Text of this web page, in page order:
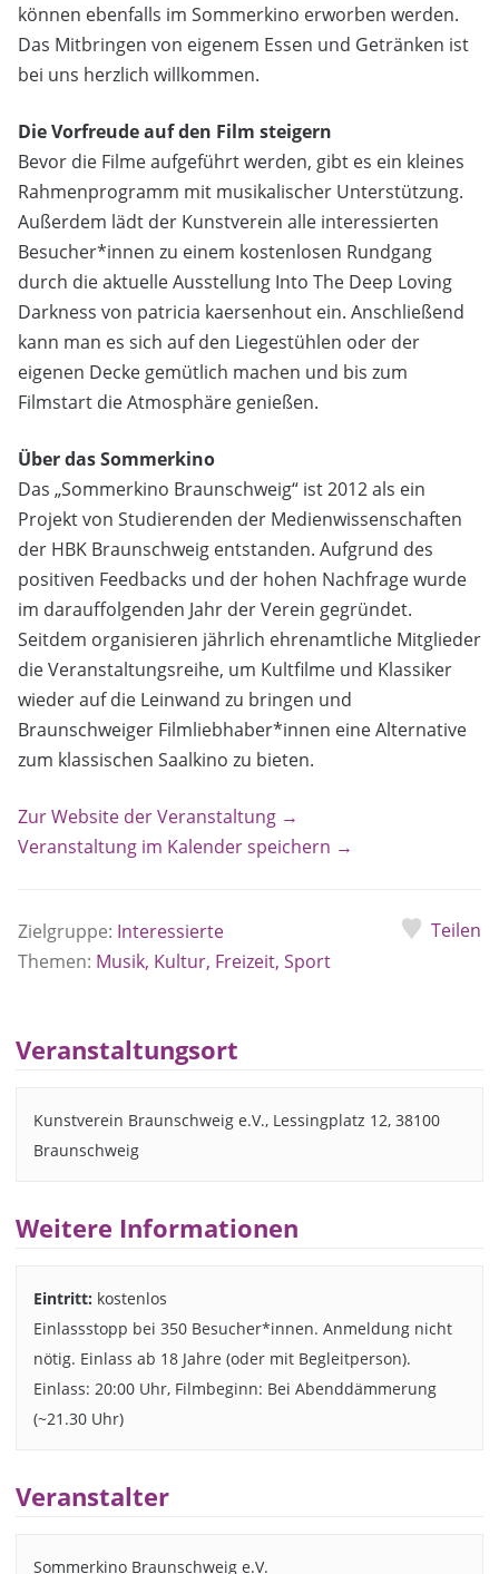
können ebenfalls im Sommerkino erworben werden.
Das Mitbringen von eigenem Essen und Getränken ist
bei uns herzlich willkommen.
Die Vorfreude auf den Film steigern
Bevor die Filme aufgeführt werden, gibt es ein kleines
Rahmenprogramm mit musikalischer Unterstützung.
Außerdem lädt der Kunstverein alle interessierten
Besucher*innen zu einem kostenlosen Rundgang
durch die aktuelle Ausstellung Into The Deep Loving
Darkness von patricia kaersenhout ein. Anschließend
kann man es sich auf den Liegestühlen oder der
eigenen Decke gemütlich machen und bis zum
Filmstart die Atmosphäre genießen.
Über das Sommerkino
Das „Sommerkino Braunschweig“ ist 2012 als ein
Projekt von Studierenden der Medienwissenschaften
der HBK Braunschweig entstanden. Aufgrund des
positiven Feedbacks und der hohen Nachfrage wurde
im darauffolgenden Jahr der Verein gegründet.
Seitdem organisieren jährlich ehrenamtliche Mitglieder
die Veranstaltungsreihe, um Kultfilme und Klassiker
wieder auf die Leinwand zu bringen und
Braunschweiger Filmliebhaber*innen eine Alternative
zum klassischen Saalkino zu bieten.
Zur Website der Veranstaltung →
Veranstaltung im Kalender speichern →
Zielgruppe: Interessierte
Themen: Musik, Kultur, Freizeit, Sport
Teilen
Veranstaltungsort
Kunstverein Braunschweig e.V., Lessingplatz 12, 38100
Braunschweig
Weitere Informationen
Eintritt: kostenlos
Einlassstopp bei 350 Besucher*innen. Anmeldung nicht
nötig. Einlass ab 18 Jahre (oder mit Begleitperson).
Einlass: 20:00 Uhr, Filmbeginn: Bei Abenddämmerung
(~21.30 Uhr)
Veranstalter
Sommerkino Braunschweig e.V.